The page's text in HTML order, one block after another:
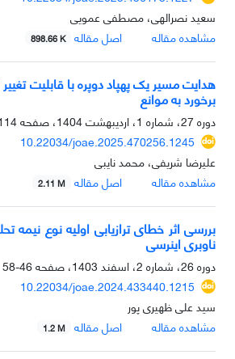
سعید نصرالهی، مصطفی عمویی
مشاهده مقاله
اصل مقاله 898.66 K
هدایت مسیر یک پهپاد دوپره با قابلیت تغییر
برخورد به موانع
دوره 27، شماره 1، اردیبهشت 1404، صفحه
128
10.22034/joae.2025.470256.1245
علیرضا شریفی، محمد نایبی
مشاهده مقاله
اصل مقاله 2.11 M
بررسی اثر خطای ترازیابی اولیه نوع نیمه
ناوبری اینرسی
دوره 26، شماره 2، اسفند 1403، صفحه
46-58
10.22034/joae.2024.433440.1215
سید علی ظهیری پور
مشاهده مقاله
اصل مقاله 1.2 M